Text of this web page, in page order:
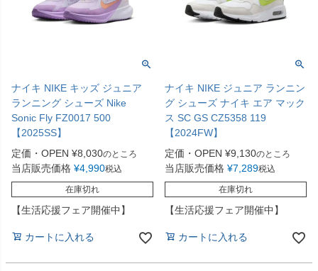
ナイキ NIKE キッズ ジュニア
ランニング シューズ Nike
Sonic Fly FZ0017 500
【2025SS】
定価・OPEN ¥8,030のところ
当店販売価格 ¥4,990税込
在庫切れ
【生活応援フェア開催中】
カートに入れる
ナイキ NIKE ジュニア ランニン
グ シューズ ナイキ エア マック
ス SC GS CZ5358 119
【2024FW】
定価・OPEN ¥9,130のところ
当店販売価格 ¥7,289税込
在庫切れ
【生活応援フェア開催中】
カートに入れる